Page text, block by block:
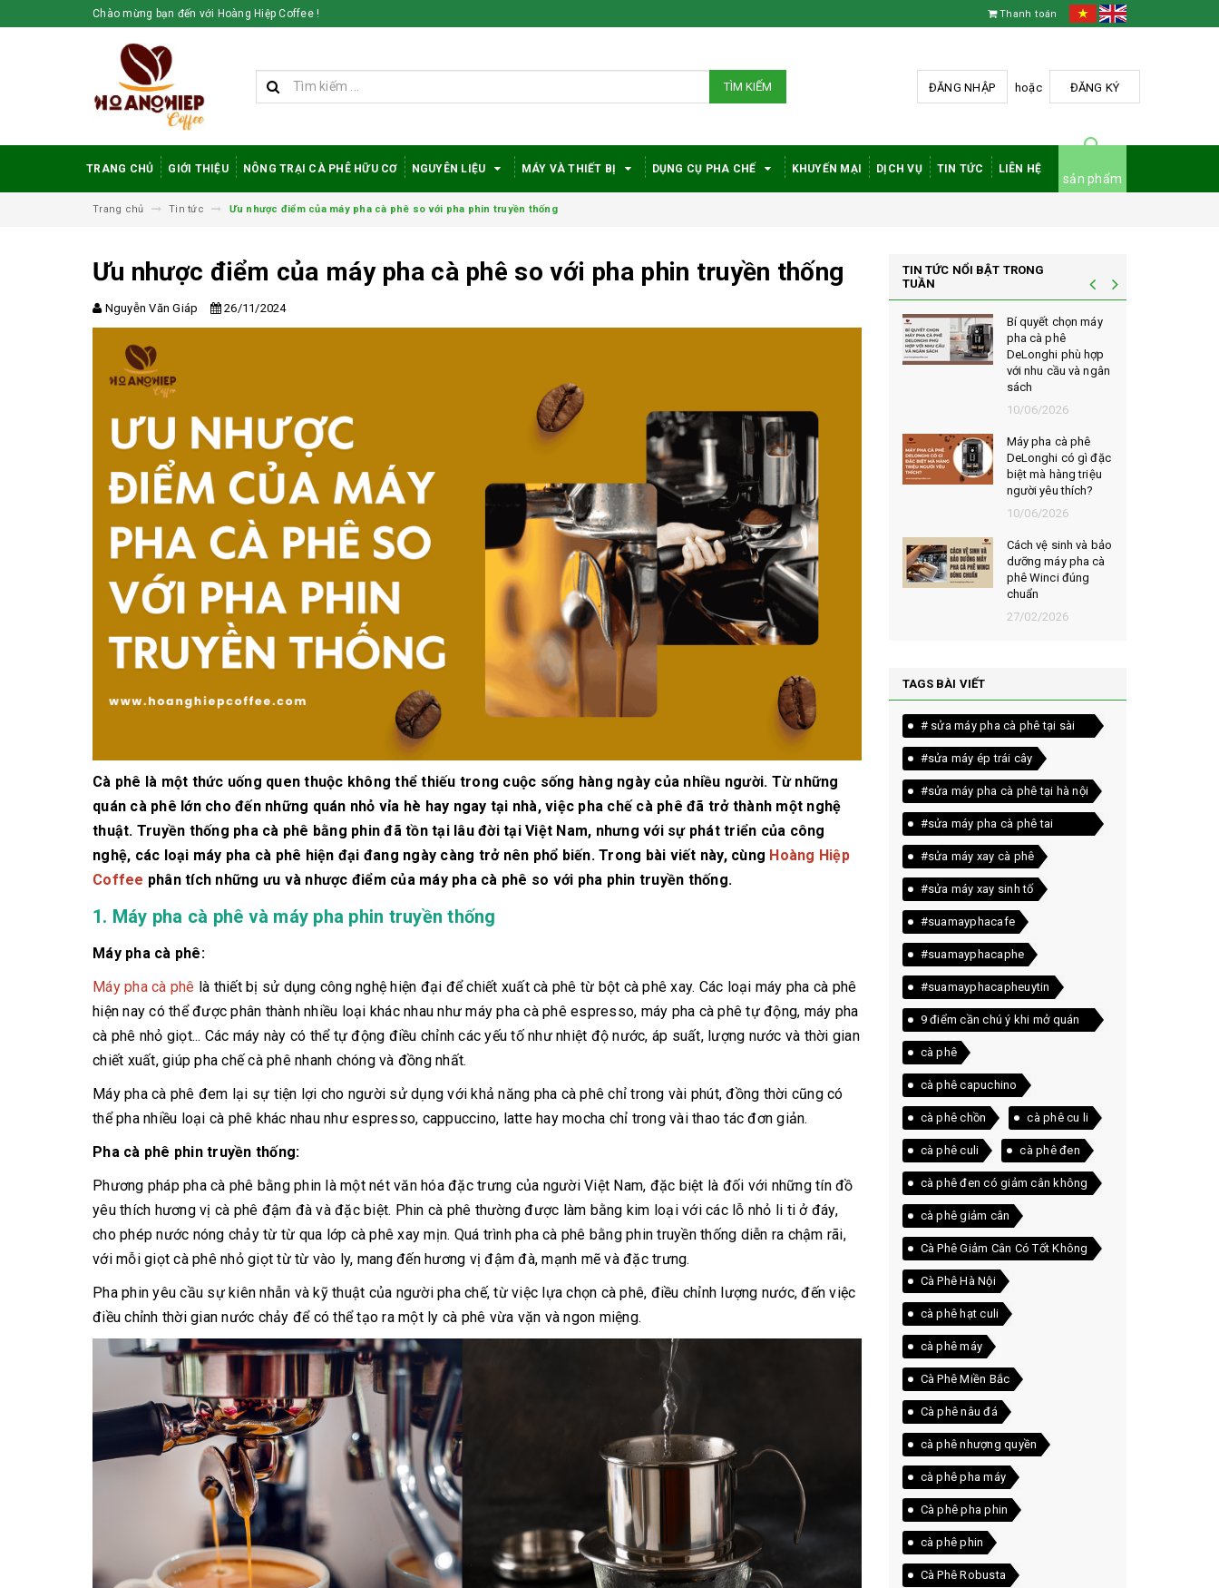
Chào mừng bạn đến với Hoàng Hiệp Coffee ! Thanh toán
TÌM KIẾM ĐĂNG NHẬP hoặc ĐĂNG KÝ
TRANG CHỦ GIỚI THIỆU NÔNG TRẠI CÀ PHÊ HỮU CƠ NGUYÊN LIỆU MÁY VÀ THIẾT BỊ DỤNG CỤ PHA CHẾ KHUYẾN MẠI DỊCH VỤ TIN TỨC LIÊN HỆ
sản phẩm
Trang chủ Tin tức Ưu nhược điểm của máy pha cà phê so với pha phin truyền thống
Ưu nhược điểm của máy pha cà phê so với pha phin truyền thống
Nguyễn Văn Giáp 26/11/2024
Cà phê là một thức uống quen thuộc không thể thiếu trong cuộc sống hàng ngày của nhiều người. Từ những
quán cà phê lớn cho đến những quán nhỏ vỉa hè hay ngay tại nhà, việc pha chế cà phê đã trở thành một nghệ
thuật. Truyền thống pha cà phê bằng phin đã tồn tại lâu đời tại Việt Nam, nhưng với sự phát triển của công
nghệ, các loại máy pha cà phê hiện đại đang ngày càng trở nên phổ biến. Trong bài viết này, cùng Hoàng Hiệp
Coffee phân tích những ưu và nhược điểm của máy pha cà phê so với pha phin truyền thống.
1. Máy pha cà phê và máy pha phin truyền thống
Máy pha cà phê:
Máy pha cà phê là thiết bị sử dụng công nghệ hiện đại để chiết xuất cà phê từ bột cà phê xay. Các loại máy pha cà phê
hiện nay có thể được phân thành nhiều loại khác nhau như máy pha cà phê espresso, máy pha cà phê tự động, máy pha
cà phê nhỏ giọt... Các máy này có thể tự động điều chỉnh các yếu tố như nhiệt độ nước, áp suất, lượng nước và thời gian
chiết xuất, giúp pha chế cà phê nhanh chóng và đồng nhất.
Máy pha cà phê đem lại sự tiện lợi cho người sử dụng với khả năng pha cà phê chỉ trong vài phút, đồng thời cũng có
thể pha nhiều loại cà phê khác nhau như espresso, cappuccino, latte hay mocha chỉ trong vài thao tác đơn giản.
Pha cà phê phin truyền thống:
Phương pháp pha cà phê bằng phin là một nét văn hóa đặc trưng của người Việt Nam, đặc biệt là đối với những tín đồ
yêu thích hương vị cà phê đậm đà và đặc biệt. Phin cà phê thường được làm bằng kim loại với các lỗ nhỏ li ti ở đáy,
cho phép nước nóng chảy từ từ qua lớp cà phê xay mịn. Quá trình pha cà phê bằng phin truyền thống diễn ra chậm rãi,
với mỗi giọt cà phê nhỏ giọt từ từ vào ly, mang đến hương vị đậm đà, mạnh mẽ và đặc trưng.
Pha phin yêu cầu sự kiên nhẫn và kỹ thuật của người pha chế, từ việc lựa chọn cà phê, điều chỉnh lượng nước, đến việc
điều chỉnh thời gian nước chảy để có thể tạo ra một ly cà phê vừa vặn và ngon miệng.
TIN TỨC NỔI BẬT TRONG
TUẦN
Bí quyết chọn mua
cà phê hạt rang
mộc thơm ngon,
chuẩn vị
Những tiêu chí đánh
giá một loại bột cà
phê nguyên chất
ngon
10/06/2026
sách
10/06/2026
Máy pha cà phê
người yêu thích?
10/06/2026
Cách vệ sinh và bảo
dưỡng máy pha cà
phê Winci đúng
27/02/2026
10/06/2026
Bí quyết chọn mua
cà phê hạt rang
mộc thơm ngon,
chuẩn vị
10/06/2026
Những tiêu chí đánh
giá một loại bột cà
phê nguyên chất
ngon
10/06/2026
Bí quyết chọn máy
pha cà phê
DeLonghi phù hợp
với nhu cầu và ngân
sách
10/06/2026
Máy pha cà phê
DeLonghi có gì đặc
biệt mà hàng triệu
người yêu thích?
10/06/2026
Cách vệ sinh và bảo
dưỡng máy pha cà
phê Winci đúng
chuẩn
27/02/2026
TAGS BÀI VIẾT
# sửa máy pha cà phê tại sài
gòn
#sửa máy ép trái cây
#sửa máy pha cà phê tại hà nội
#sửa máy pha cà phê tai
quảng trị
#sửa máy xay cà phê
#sửa máy xay sinh tố
#suamayphacafe
#suamayphacaphe
#suamayphacapheuytin
9 điểm cần chú ý khi mở quán
cà phê
cà phê
cà phê capuchino
cà phê chồn cà phê cu li
cà phê culi cà phê đen
cà phê đen có giảm cân không
cà phê giảm cân
Cà Phê Giảm Cân Có Tốt Không
Cà Phê Hà Nội
cà phê hạt culi
cà phê máy
Cà Phê Miền Bắc
Cà phê nâu đá
cà phê nhượng quyền
cà phê pha máy
Cà phê pha phin
cà phê phin
Cà Phê Robusta